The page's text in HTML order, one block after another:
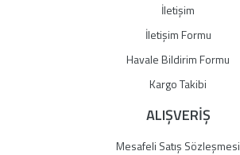
Gönder
İletişim
İletişim Formu
Havale Bildirim Formu
Kargo Takibi
ALIŞVERİŞ
Mesafeli Satış Sözleşmesi